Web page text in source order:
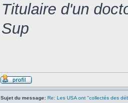
Titulaire d'un
Sup
Sujet du message: Re: Les USA ont "collectés des